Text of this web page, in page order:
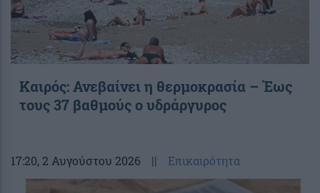
Καιρός: Ανεβαίνει η θερμοκρασία – Έως
τους 37 βαθμούς ο υδράργυρος
17:20, 2 Αυγούστου 2026 || Επικαιρότητα